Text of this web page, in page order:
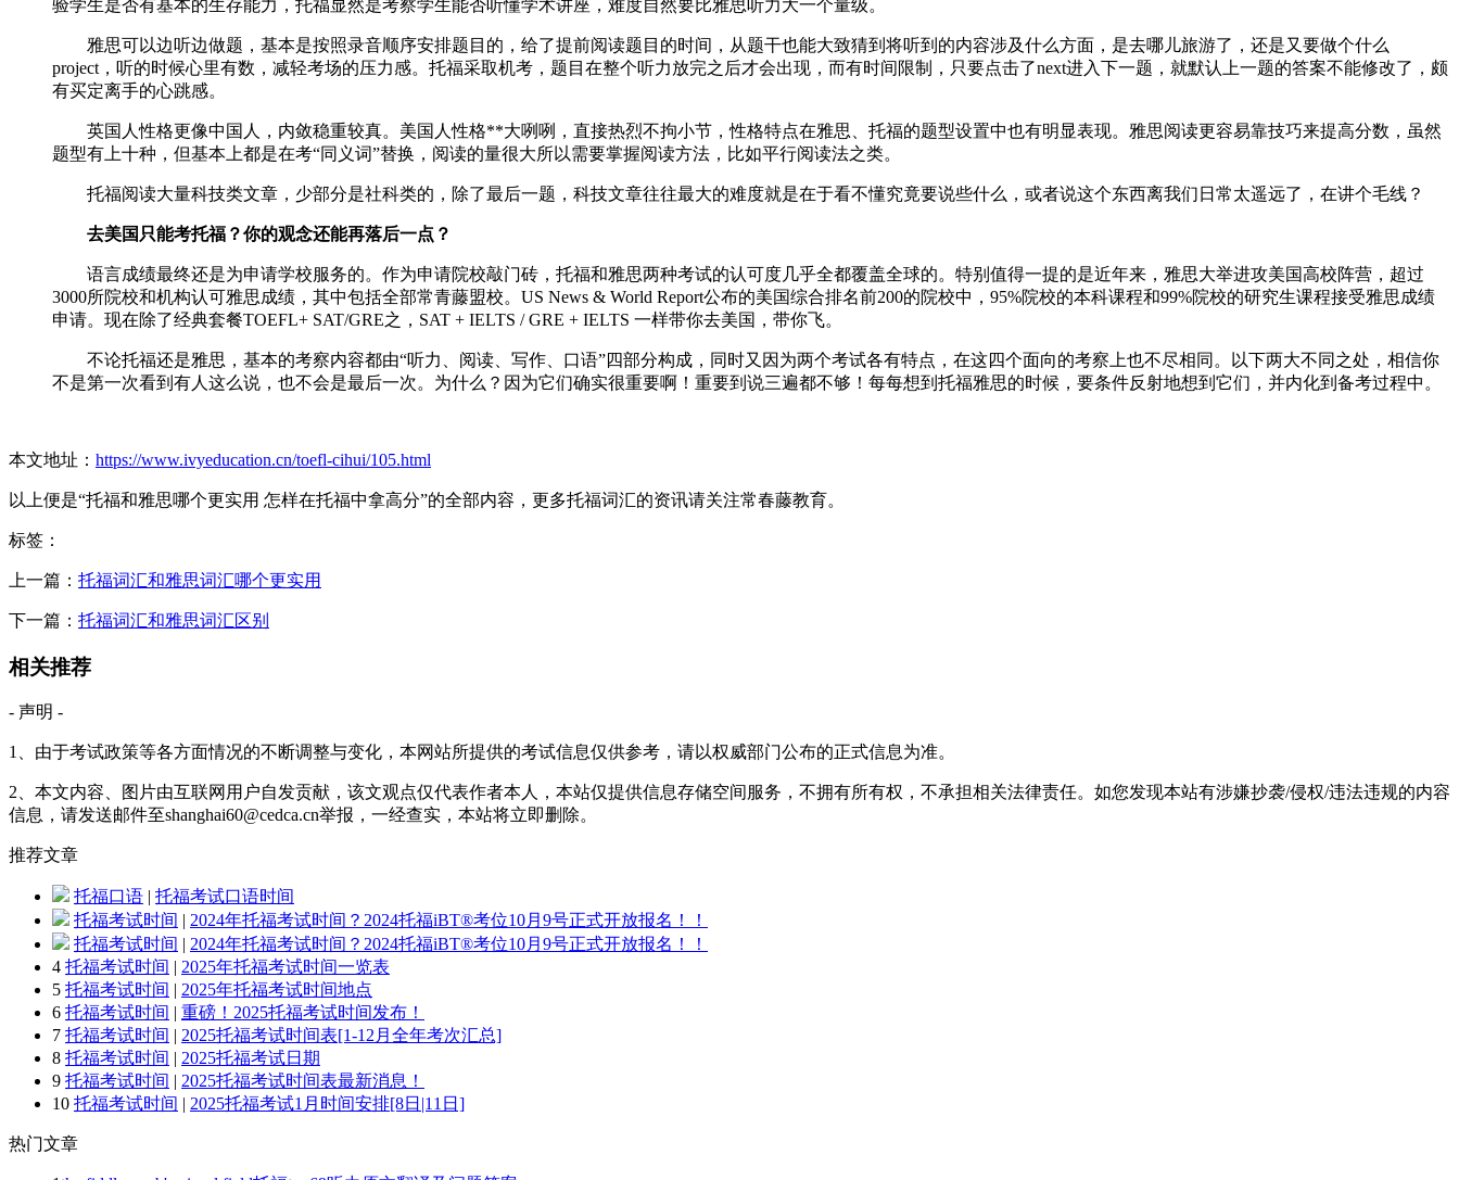
验学生是否有基本的生存能力，托福显然是考察学生能否听懂学术讲座，难度自然要比雅思听力大一个量级。
雅思可以边听边做题，基本是按照录音顺序安排题目的，给了提前阅读题目的时间，从题干也能大致猜到将听到的内容涉及什么方面，是去哪儿旅游了，还是又要做个什么
project，听的时候心里有数，减轻考场的压力感。托福采取机考，题目在整个听力放完之后才会出现，而有时间限制，只要点击了next进入下一题，就默认上一题的答案不能修改了，颇
有买定离手的心跳感。
英国人性格更像中国人，内敛稳重较真。美国人性格**大咧咧，直接热烈不拘小节，性格特点在雅思、托福的题型设置中也有明显表现。雅思阅读更容易靠技巧来提高分数，虽然
题型有上十种，但基本上都是在考“同义词”替换，阅读的量很大所以需要掌握阅读方法，比如平行阅读法之类。
托福阅读大量科技类文章，少部分是社科类的，除了最后一题，科技文章往往最大的难度就是在于看不懂究竟要说些什么，或者说这个东西离我们日常太遥远了，在讲个毛线？
去美国只能考托福？你的观念还能再落后一点？
语言成绩最终还是为申请学校服务的。作为申请院校敲门砖，托福和雅思两种考试的认可度几乎全都覆盖全球的。特别值得一提的是近年来，雅思大举进攻美国高校阵营，超过
3000所院校和机构认可雅思成绩，其中包括全部常青藤盟校。US News & World Report公布的美国综合排名前200的院校中，95%院校的本科课程和99%院校的研究生课程接受雅思成绩
申请。现在除了经典套餐TOEFL+ SAT/GRE之，SAT + IELTS / GRE + IELTS 一样带你去美国，带你飞。
不论托福还是雅思，基本的考察内容都由“听力、阅读、写作、口语”四部分构成，同时又因为两个考试各有特点，在这四个面向的考察上也不尽相同。以下两大不同之处，相信你
不是第一次看到有人这么说，也不会是最后一次。为什么？因为它们确实很重要啊！重要到说三遍都不够！每每想到托福雅思的时候，要条件反射地想到它们，并内化到备考过程中。
本文地址： https://www.ivyeducation.cn/toefl-cihui/105.html
以上便是“托福和雅思哪个更实用 怎样在托福中拿高分”的全部内容，更多托福词汇的资讯请关注常春藤教育。
标签：
上一篇： 托福词汇和雅思词汇哪个更实用
下一篇： 托福词汇和雅思词汇区别
相关推荐
- 声明 -
1、由于考试政策等各方面情况的不断调整与变化，本网站所提供的考试信息仅供参考，请以权威部门公布的正式信息为准。
2、本文内容、图片由互联网用户自发贡献，该文观点仅代表作者本人，本站仅提供信息存储空间服务，不拥有所有权，不承担相关法律责任。如您发现本站有涉嫌抄袭/侵权/违法违规的内容
信息，请发送邮件至shanghai60@cedca.cn举报，一经查实，本站将立即删除。
推荐文章
托福口语 | 托福考试口语时间
托福考试时间 | 2024年托福考试时间？2024托福iBT®考位10月9号正式开放报名！！
托福考试时间 | 2024年托福考试时间？2024托福iBT®考位10月9号正式开放报名！！
4 托福考试时间 | 2025年托福考试时间一览表
5 托福考试时间 | 2025年托福考试时间地点
6 托福考试时间 | 重磅！2025托福考试时间发布！
7 托福考试时间 | 2025托福考试时间表[1-12月全年考次汇总]
8 托福考试时间 | 2025托福考试日期
9 托福考试时间 | 2025托福考试时间表最新消息！
10 托福考试时间 | 2025托福考试1月时间安排[8日|11日]
热门文章